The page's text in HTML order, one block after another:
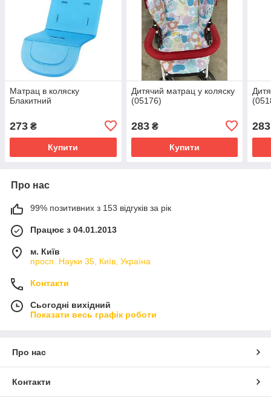
Матрац в коляску
Блакитний
273 ₴
Купити
Дитячий матрац у коляску
(05176)
283₴
Купити
283
Про нас
99% позитивних з 153 відгуків за рік
Працює з 04.01.2013
м. Київ
просп. Науки 35, Київ, Україна
Контакти
Сьогодні вихідний
Показати весь графік роботи
Про нас
Контакти